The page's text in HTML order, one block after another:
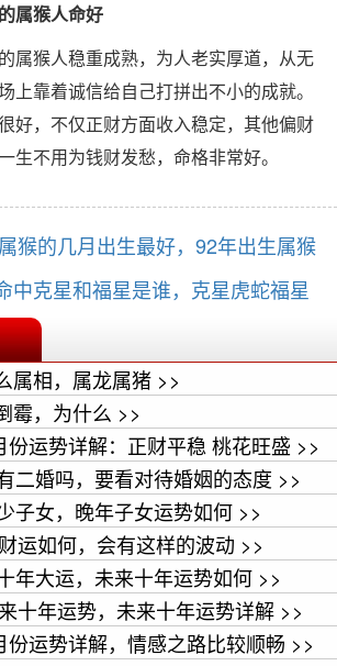
猴人命好
猴人稳重成熟，为人老实厚道，从无
上靠着诚信给自己打拼出不小的成就。
好，不仅正财方面收入稳定，其他偏财
生不用为钱财发愁，命格非常好。
猴的几月出生最好，92年出生属猴
中克星和福星是谁，克星虎蛇福星
属相，属龙属猪 >>
霉，为什么 >>
份运势详解：正财平稳 桃花旺盛 >>
二婚吗，要看对待婚姻的态度 >>
子女，晚年子女运势如何 >>
运如何，会有这样的波动 >>
年大运，未来十年运势如何 >>
十年运势，未来十年运势详解 >>
份运势详解，情感之路比较顺畅 >>